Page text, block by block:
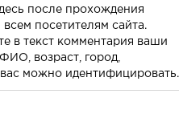
после прохождения
посетителям сайта.
в текст комментария ваши
возраст, город,
можно идентифицировать.